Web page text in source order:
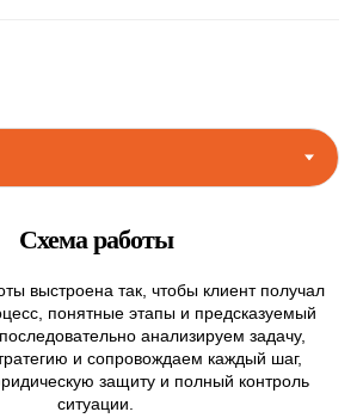
Схема работы
выстроена так, чтобы клиент получал
понятные этапы и предсказуемый
анализируем задачу,
и сопровождаем каждый шаг,
защиту и полный контроль
ситуации.